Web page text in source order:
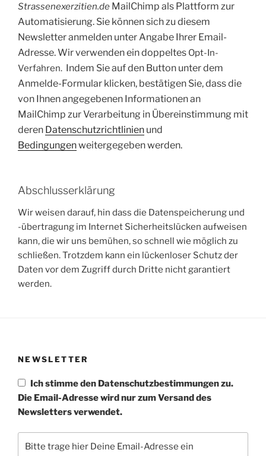
Strassenexerzitien.de MailChimp als Plattform zur
Automatisierung. Sie können sich zu diesem
Newsletter anmelden unter Angabe Ihrer Email-
Adresse. Wir verwenden ein doppeltes Opt-In-
Verfahren. Indem Sie auf den Button unter dem
Anmelde-Formular klicken, bestätigen Sie, dass die
von Ihnen angegebenen Informationen an
MailChimp zur Verarbeitung in Übereinstimmung mit
deren Datenschutzrichtlinien und
Bedingungenweitergegeben werden.
Abschlusserklärung
Wir weisen darauf, hin dass die Datenspeicherung und
-übertragung im Internet Sicherheitslücken aufweisen
kann, die wir uns bemühen, so schnell wie möglich zu
schließen. Trotzdem kann ein lückenloser Schutz der
Daten vor dem Zugriff durch Dritte nicht garantiert
werden.
NEWSLETTER
Ich stimme den Datenschutzbestimmungen zu.
Die Email-Adresse wird nur zum Versand des
Newsletters verwendet.